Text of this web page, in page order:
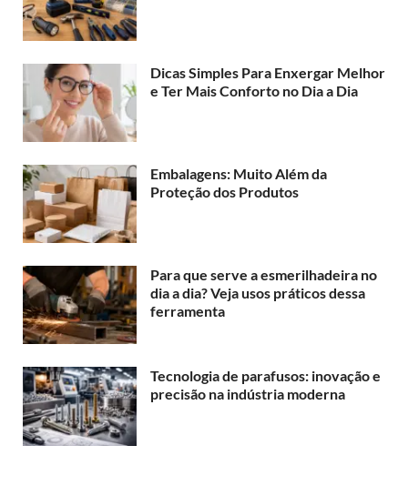
Dicas Simples Para Enxergar Melhor
e Ter Mais Conforto no Dia a Dia
Embalagens: Muito Além da
Proteção dos Produtos
Para que serve a esmerilhadeira no
dia a dia? Veja usos práticos dessa
ferramenta
Tecnologia de parafusos: inovação e
precisão na indústria moderna